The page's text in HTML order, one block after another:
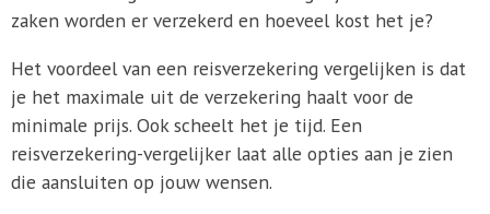
zaken worden er verzekerd en hoeveel kost het je?
Het voordeel van een reisverzekering vergelijken is dat
je het maximale uit de verzekering haalt voor de
minimale prijs. Ook scheelt het je tijd. Een
reisverzekering-vergelijker laat alle opties aan je zien
die aansluiten op jouw wensen.